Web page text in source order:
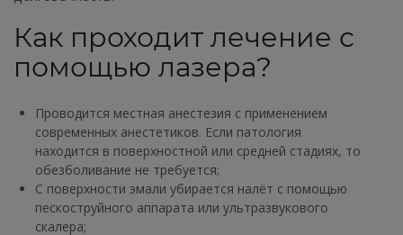
Как проходит лечение с
помощью лазера?⁣⁣⠀
Проводится местная анестезия с применением
современных анестетиков. Если патология
находится в поверхностной или средней стадиях, то
обезболивание не требуется;
С поверхности эмали убирается налёт с помощью
пескоструйного аппарата или ультразвукового
скалера;